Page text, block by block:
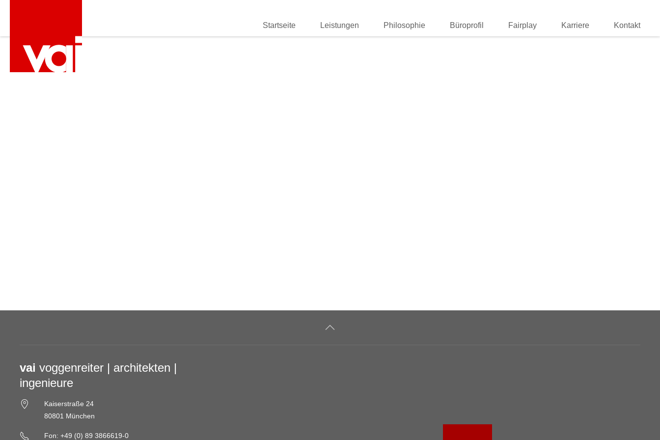
Startseite Leistungen Philosophie Büroprofil Fairplay Karriere Kontakt
vai voggenreiter | architekten |
ingenieure
Kaiserstraße 24
80801 München
Fon: +49 (0) 89 3866619-0